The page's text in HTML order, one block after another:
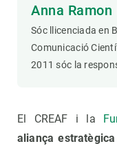
Anna Ramon
Sóc llicenciada en
Comunicació
2011 sóc la
El CREAF i la
aliança